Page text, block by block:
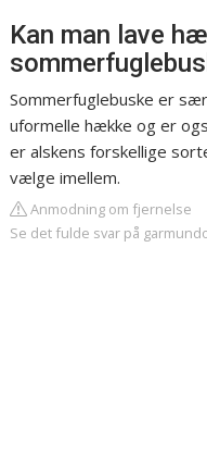
Kan man lave
Sommerfuglebuske er
uformelle hække og er
er alskens forskellige
vælge imellem.
Anmodning om fjernelse
Se det fulde svar på